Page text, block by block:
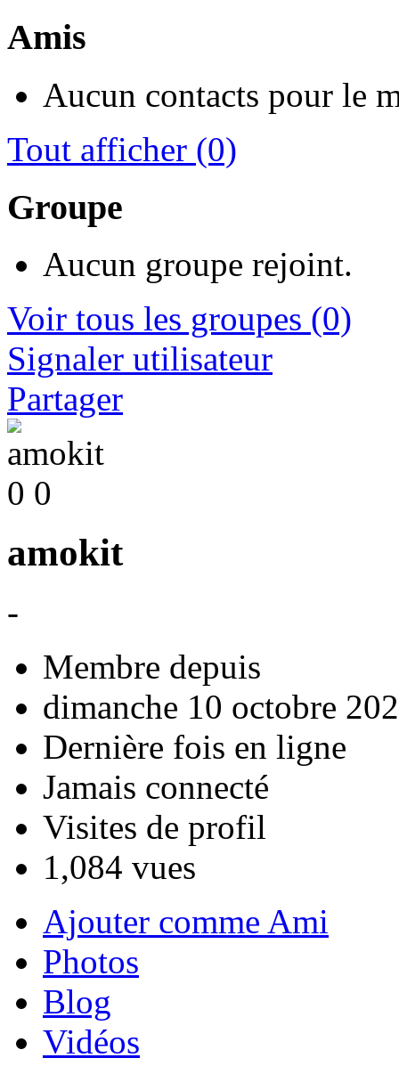
Amis
Aucun contacts pour le
Tout afficher (0)
Groupe
Aucun groupe rejoint.
Voir tous les groupes (0)
Signaler utilisateur
Partager
0 0
amokit
-
Membre depuis
dimanche 10 octobre
Dernière fois en ligne
Jamais connecté
Visites de profil
1,084 vues
Ajouter comme Ami
Photos
Blog
Vidéos